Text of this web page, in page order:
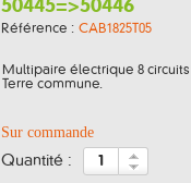
50445=>50446
Référence : CAB1825T05
Multipaire électrique 8
Terre commune.
Sur commande
quantité :